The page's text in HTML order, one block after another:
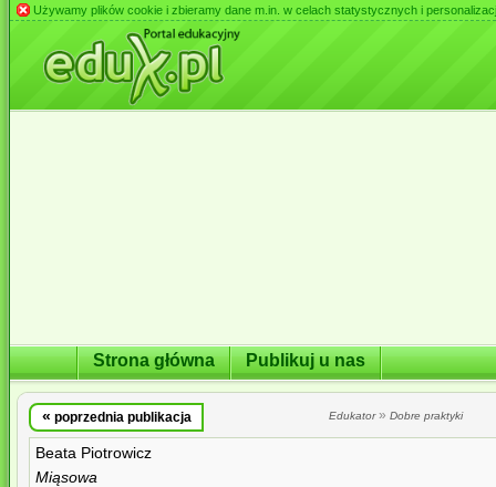
Używamy plików cookie i zbieramy dane m.in. w celach statystycznych i
Strona główna Publikuj u nas
« poprzednia publikacja Edukator» Dobre praktyki
Beata Piotrowicz
Miąsowa